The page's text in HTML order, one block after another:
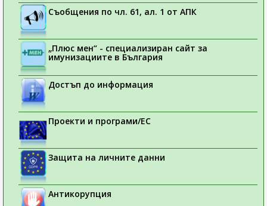
Съобщения по чл. 61, ал. 1 от АПК
„Плюс мен“ - специализиран сайт за
имунизациите в България
Достъп до информация
Проекти и програми/ЕС
Защита на личните данни
Антикорупция